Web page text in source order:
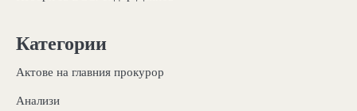
Категории
Актове на главния прокурор
Анализи